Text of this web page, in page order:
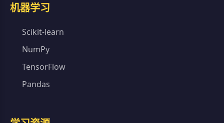
机器学习
Scikit-learn
NumPy
TensorFlow
Pandas